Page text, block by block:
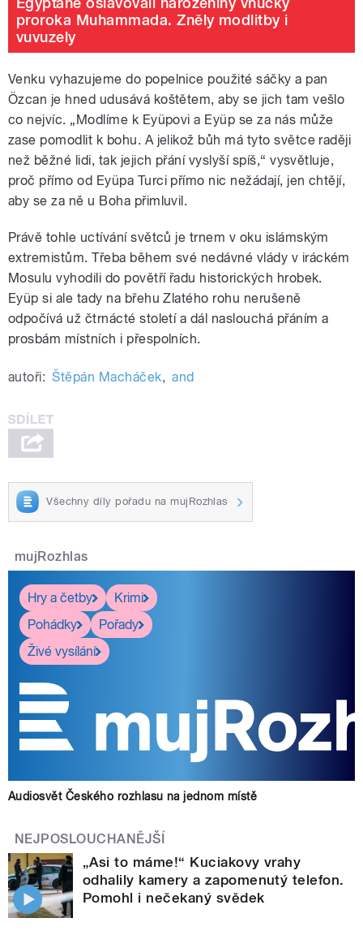
proroka Muhammada. Zněly modlitby i
vuvuzely
Venku vyhazujeme do popelnice použité sáčky a pan
Özcan je hned udusává koštětem, aby se jich tam vešlo
co nejvíc. „Modlíme k Eyüpovi a Eyüp se za nás může
zase pomodlit k bohu. A jelikož bůh má tyto světce raději
než běžné lidi, tak jejich přání vyslyší spíš,“ vysvětluje,
proč přímo od Eyüpa Turci přímo nic nežádají, jen chtějí,
aby se za ně u Boha přimluvil.
Právě tohle uctívání světců je trnem v oku islámským
extremistům. Třeba během své nedávné vlády v iráckém
Mosulu vyhodili do povětří řadu historických hrobek.
Eyüp si ale tady na břehu Zlatého rohu nerušeně
odpočívá už čtrnácté století a dál naslouchá přáním a
prosbám místních i přespolních.
autoři: Štěpán Macháček, and
Všechny díly pořadu na mujRozhlas
mujRozhlas
Hry a četby
Krimi
Pohádky
Pořady
Živé vysílání
Audiosvět Českého rozhlasu na jednom místě
NEJPOSLOUCHANĚJŠÍ
„Asi to máme!“ Kuciakovy vrahy
odhalily kamery a zapomenutý telefon.
Pomohl i nečekaný svědek